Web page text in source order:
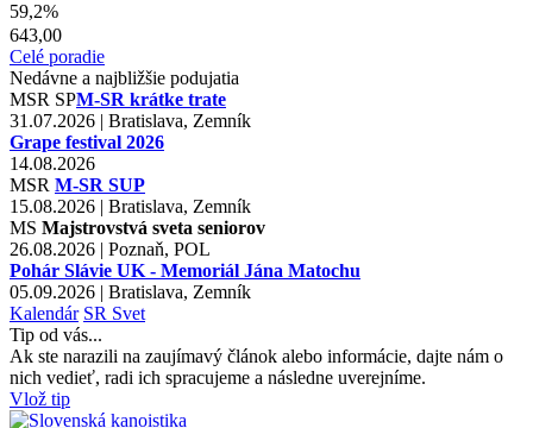
59,2%
643,00
Celé poradie
Nedávne a najbližšie podujatia
MSR SPM-SR krátke trate
31.07.2026 | Bratislava, Zemník
Grape festival 2026
14.08.2026
MSR M-SR SUP
15.08.2026 | Bratislava, Zemník
MS Majstrovstvá sveta seniorov
26.08.2026 | Poznaň, POL
Pohár Slávie UK - Memoriál Jána Matochu
05.09.2026 | Bratislava, Zemník
Kalendár SR Svet
Tip od vás...
Ak ste narazili na zaujímavý článok alebo informácie, dajte nám o
nich vedieť, radi ich spracujeme a následne uverejníme.
Vlož tip